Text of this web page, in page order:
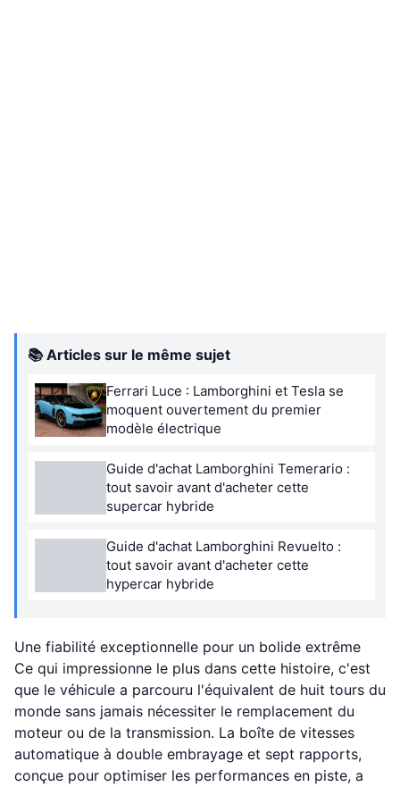
📚 Articles sur le même sujet
Ferrari Luce : Lamborghini et Tesla se
moquent ouvertement du premier
modèle électrique
Guide d'achat Lamborghini Temerario :
tout savoir avant d'acheter cette
supercar hybride
Guide d'achat Lamborghini Revuelto :
tout savoir avant d'acheter cette
hypercar hybride
Une fiabilité exceptionnelle pour un bolide extrême
Ce qui impressionne le plus dans cette histoire, c'est
que le véhicule a parcouru l'équivalent de huit tours du
monde sans jamais nécessiter le remplacement du
moteur ou de la transmission. La boîte de vitesses
automatique à double embrayage et sept rapports,
conçue pour optimiser les performances en piste, a